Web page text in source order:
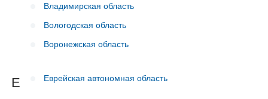
Владимирская область
Вологодская область
Воронежская область
Е Еврейская автономная область